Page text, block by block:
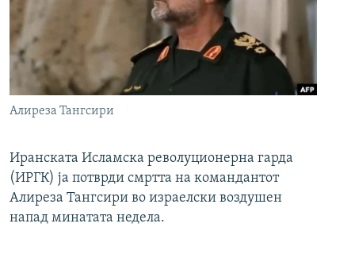
Алиреза Тангсири
Иранската Исламска револуционерна гарда
(ИРГК) ја потврди смртта на командантот
Алиреза Тангсири во израелски воздушен
напад минатата недела.